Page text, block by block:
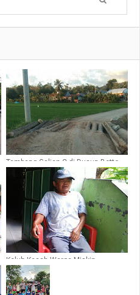
Tambang Galian C di Dusun Botto-
botto Desa Lompo Tengah Ilegal,
Ucap Kadis DPM-PTSP-TK Barru
Keluh Kesah Warga Miskin
Penerima BLT-APBD di Kelurahan
Coppo Barru